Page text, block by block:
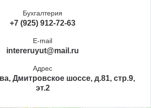
Бухгалтерия
+7 (925) 912-72-63
E-mail
intereruyut@mail.ru
Адрес
Дмитровское шоссе, д.81, стр.9,
эт.2